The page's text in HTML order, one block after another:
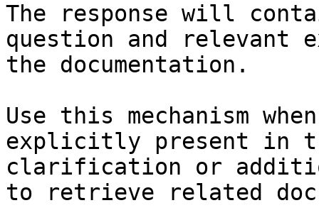
The response will
question and relevant
the documentation.
Use this mechanism
explicitly present in
clarification or